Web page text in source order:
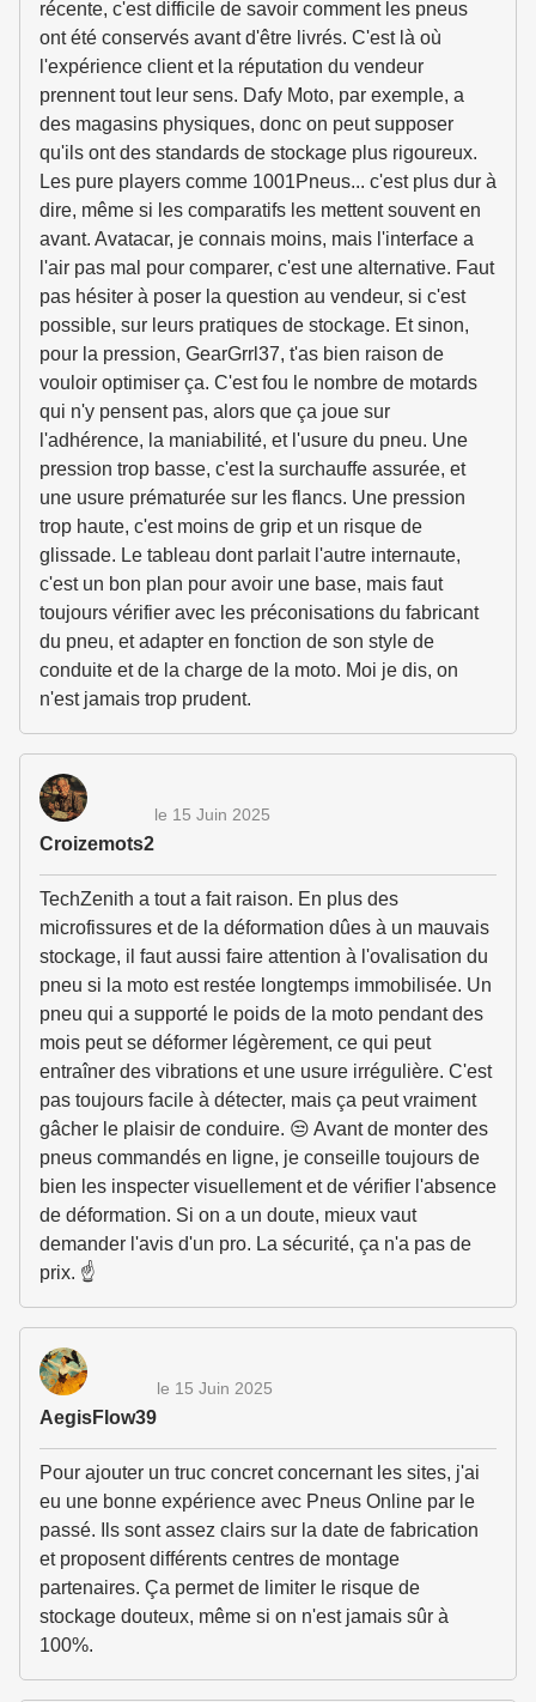
récente, c'est difficile de savoir comment les pneus
ont été conservés avant d'être livrés. C'est là où
l'expérience client et la réputation du vendeur
prennent tout leur sens. Dafy Moto, par exemple, a
des magasins physiques, donc on peut supposer
qu'ils ont des standards de stockage plus rigoureux.
Les pure players comme 1001Pneus... c'est plus dur à
dire, même si les comparatifs les mettent souvent en
avant. Avatacar, je connais moins, mais l'interface a
l'air pas mal pour comparer, c'est une alternative. Faut
pas hésiter à poser la question au vendeur, si c'est
possible, sur leurs pratiques de stockage. Et sinon,
pour la pression, GearGrrl37, t'as bien raison de
vouloir optimiser ça. C'est fou le nombre de motards
qui n'y pensent pas, alors que ça joue sur
l'adhérence, la maniabilité, et l'usure du pneu. Une
pression trop basse, c'est la surchauffe assurée, et
une usure prématurée sur les flancs. Une pression
trop haute, c'est moins de grip et un risque de
glissade. Le tableau dont parlait l'autre internaute,
c'est un bon plan pour avoir une base, mais faut
toujours vérifier avec les préconisations du fabricant
du pneu, et adapter en fonction de son style de
conduite et de la charge de la moto. Moi je dis, on
n'est jamais trop prudent.
Croizemots2
le 15 Juin 2025
TechZenith a tout a fait raison. En plus des
microfissures et de la déformation dûes à un mauvais
stockage, il faut aussi faire attention à l'ovalisation du
pneu si la moto est restée longtemps immobilisée. Un
pneu qui a supporté le poids de la moto pendant des
mois peut se déformer légèrement, ce qui peut
entraîner des vibrations et une usure irrégulière. C'est
pas toujours facile à détecter, mais ça peut vraiment
gâcher le plaisir de conduire. 😒 Avant de monter des
pneus commandés en ligne, je conseille toujours de
bien les inspecter visuellement et de vérifier l'absence
de déformation. Si on a un doute, mieux vaut
demander l'avis d'un pro. La sécurité, ça n'a pas de
prix. ☝️
AegisFlow39
le 15 Juin 2025
Pour ajouter un truc concret concernant les sites, j'ai
eu une bonne expérience avec Pneus Online par le
passé. Ils sont assez clairs sur la date de fabrication
et proposent différents centres de montage
partenaires. Ça permet de limiter le risque de
stockage douteux, même si on n'est jamais sûr à
100%.